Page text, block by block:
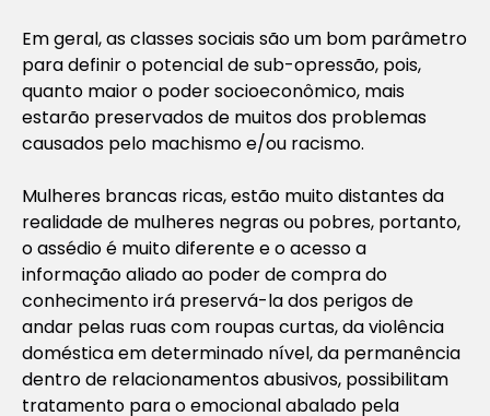
Em geral, as classes sociais são um bom parâmetro
para definir o potencial de sub-opressão, pois,
quanto maior o poder socioeconômico, mais
estarão preservados de muitos dos problemas
causados pelo machismo e/ou racismo.
Mulheres brancas ricas, estão muito distantes da
realidade de mulheres negras ou pobres, portanto,
o assédio é muito diferente e o acesso a
informação aliado ao poder de compra do
conhecimento irá preservá-la dos perigos de
andar pelas ruas com roupas curtas, da violência
doméstica em determinado nível, da permanência
dentro de relacionamentos abusivos, possibilitam
tratamento para o emocional abalado pela